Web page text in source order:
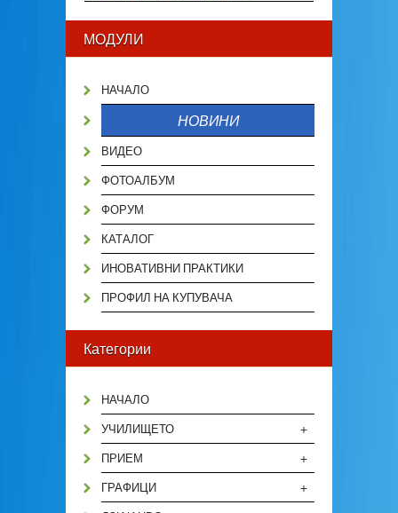
МОДУЛИ
НАЧАЛО
НОВИНИ
ВИДЕО
ФОТОАЛБУМ
ФОРУМ
КАТАЛОГ
ИНОВАТИВНИ ПРАКТИКИ
ПРОФИЛ НА КУПУВАЧА
Категории
НАЧАЛО
+
УЧИЛИЩЕТО
+
ПРИЕМ
+
ГРАФИЦИ